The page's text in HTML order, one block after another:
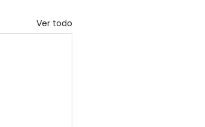
Ver todo